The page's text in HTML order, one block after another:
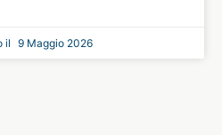
9 Maggio 2026